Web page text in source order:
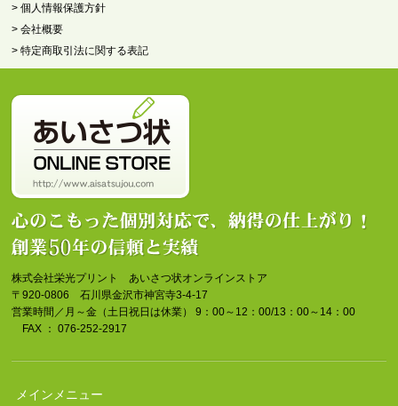
> 個人情報保護方針
> 会社概要
> 特定商取引法に関する表記
株式会社栄光プリント あいさつ状オンラインストア
〒920-0806 石川県金沢市神宮寺3-4-17
営業時間／月～金（土日祝日は休業） 9：00～12：00/13：00～14：00
FAX ： 076-252-2917
メインメニュー